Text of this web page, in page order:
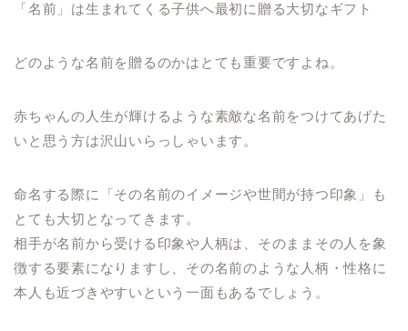
「名前」は生まれてくる子供へ最初に贈る大切なギフト
どのような名前を贈るのかはとても重要ですよね。
赤ちゃんの人生が輝けるような素敵な名前をつけてあげた
いと思う方は沢山いらっしゃいます。
命名する際に「その名前のイメージや世間が持つ印象」も
とても大切となってきます。
相手が名前から受ける印象や人柄は、そのままその人を象
徴する要素になりますし、その名前のような人柄・性格に
本人も近づきやすいという一面もあるでしょう。